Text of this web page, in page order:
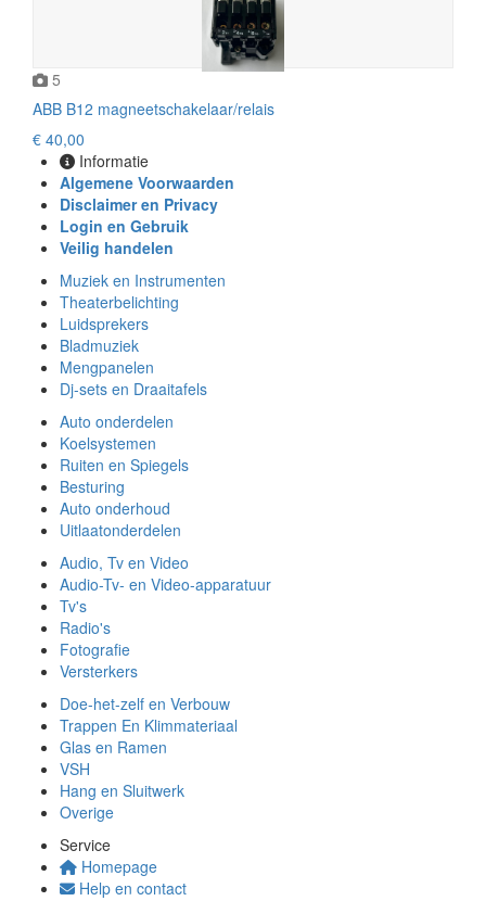
5
ABB B12 magneetschakelaar/relais
€ 40,00
Informatie
Algemene Voorwaarden
Disclaimer en Privacy
Login en Gebruik
Veilig handelen
Muziek en Instrumenten
Theaterbelichting
Luidsprekers
Bladmuziek
Mengpanelen
Dj-sets en Draaitafels
Auto onderdelen
Koelsystemen
Ruiten en Spiegels
Besturing
Auto onderhoud
Uitlaatonderdelen
Audio, Tv en Video
Audio-Tv- en Video-apparatuur
Tv's
Radio's
Fotografie
Versterkers
Doe-het-zelf en Verbouw
Trappen En Klimmateriaal
Glas en Ramen
VSH
Hang en Sluitwerk
Overige
Service
Homepage
Help en contact